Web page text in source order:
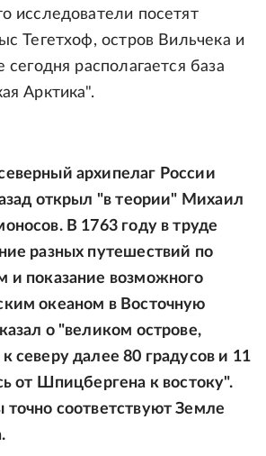
исследователи посетят
Тегетхоф, остров Вильчека и
сегодня располагается база
Арктика".
архипелаг России
открыл "в теории" Михаил
В 1763 году в труде
разных путешествий по
и показание возможного
океаном в Восточную
о "великом острове,
северу далее 80 градусов и 11
от Шпицбергена к востоку".
соответствуют Земле